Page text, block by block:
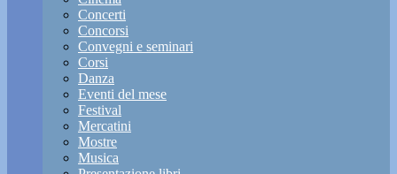
Concerti
Concorsi
Convegni e seminari
Corsi
Danza
Eventi del mese
Festival
Mercatini
Mostre
Musica